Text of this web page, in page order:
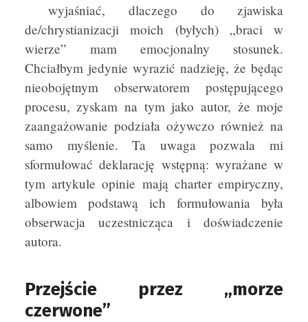
wyjaśniać, dlaczego do zjawiska
de/chrystianizacji moich (byłych) „braci w
wierze” mam emocjonalny stosunek.
Chciałbym jedynie wyrazić nadzieję, że będąc
nieobojętnym obserwatorem postępującego
procesu, zyskam na tym jako autor, że moje
zaangażowanie podziała ożywczo również na
samo myślenie. Ta uwaga pozwala mi
sformułować deklarację wstępną: wyrażane w
tym artykule opinie mają charter empiryczny,
albowiem podstawą ich formułowania była
obserwacja uczestnicząca i doświadczenie
autora.
Przejście przez „morze
czerwone”